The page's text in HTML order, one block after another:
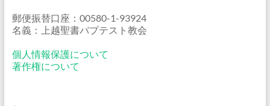
郵便振替口座：00580-1-93924
名義：上越聖書バプテスト教会
個人情報保護について
著作権について